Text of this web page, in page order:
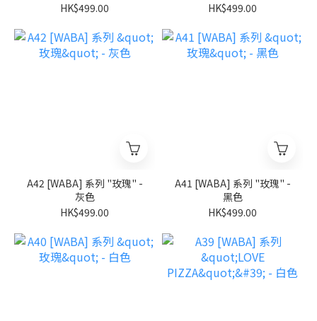
HK$499.00
HK$499.00
A42 [WABA] 系列 "玫瑰" -
灰色
HK$499.00
A41 [WABA] 系列 "玫瑰" -
黑色
HK$499.00